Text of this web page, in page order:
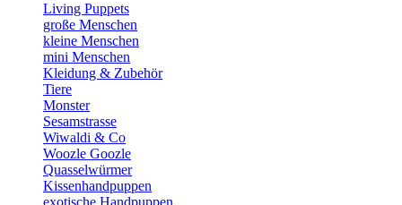
Living Puppets
große Menschen
kleine Menschen
mini Menschen
Kleidung & Zubehör
Tiere
Monster
Sesamstrasse
Wiwaldi & Co
Woozle Goozle
Quasselwürmer
Kissenhandpuppen
exotische Handpuppen